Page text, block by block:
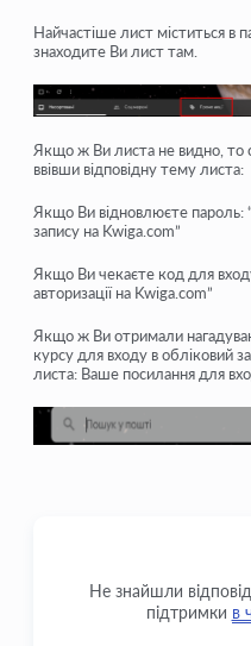
Як створити сертифікат
уроків
Як переглянути усі
Як налаштувати
Як оновити тариф і
Подивитися ще
Найчастіше лист міститься в
знаходите Ви лист там.
Якщо ж Ви листа не видно, то
ввівши відповідну тему листа:
Якщо Ви відновлюєте пароль:
запису на Kwiga.com”
Якщо Ви чекаєте код для
авторизації на Kwiga.com”
Якщо ж Ви отримали
курсу для входу в обліковий
листа: Ваше посилання для
Не знайшли
підтримки в